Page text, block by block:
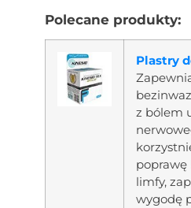
Polecane produkty:
Plastry
z bólem
poprawę
limfy,
wygodę